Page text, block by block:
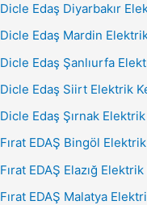
Dicle Edaş Diyarbakır
Dicle Edaş Mardin
Dicle Edaş Şanlıurfa
Dicle Edaş Siirt Elektrik
Dicle Edaş Şırnak
Fırat EDAŞ Bingöl
Fırat EDAŞ Elazığ
Fırat EDAŞ Malatya